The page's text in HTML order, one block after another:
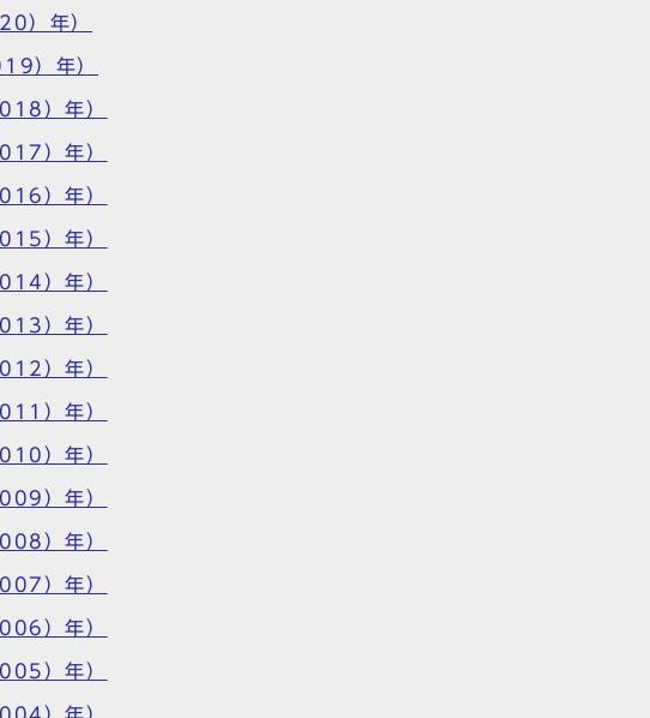
）年）
）年）
）年）
）年）
）年）
）年）
）年）
）年）
）年）
）年）
）年）
）年）
）年）
）年）
）年）
）年）